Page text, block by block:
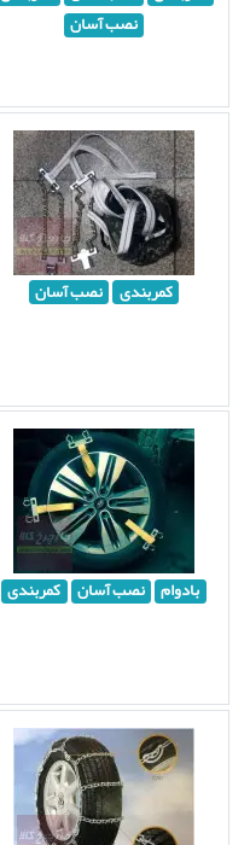
نصب آسان
کمربندی نصب آسان
بادوام نصب آسان کمربندی